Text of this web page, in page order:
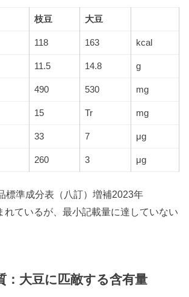
枝豆 大豆
118 163 kcal
11.5 14.8 g
490 530 mg
15 Tr mg
33 7 μg
260 3 μg
標準成分表（八訂）増補2023年
ているが、最小記載量に達していない
：大豆に匹敵する含有量